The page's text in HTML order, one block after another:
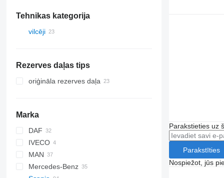
Tehnikas kategorija
vilcēji
Rezerves daļas tips
oriģināla rezerves daļa
Marka
DAF
CF
XF
IVECO
Stralis
Trakker
MAN
TGA
Mercedes-Benz
Parakstieties uz
Parakstīties
Nospiežot, jūs